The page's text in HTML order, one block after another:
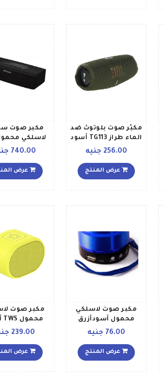
المنزلي
مكبّر صوت بلوتوث ضد
الماء طراز TG113 أسود
256.00 جنيه
عرض المنتج
مكبر صوت
بقاعدة
أسود
740.00 جنيه
عرض
مكبر صوت لاسلكي
محمول أسودأزرق
76.00 جنيه
عرض المنتج
مكبر صوت
محمول TWS أصفر
239.00 جنيه
عرض